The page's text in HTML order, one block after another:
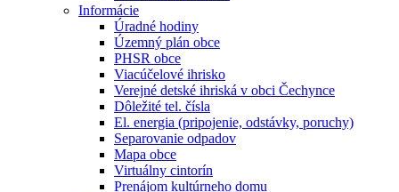
Informácie
Úradné hodiny
Územný plán obce
PHSR obce
Viacúčelové ihrisko
Verejné detské ihriská v obci Čechynce
Dôležité tel. čísla
El. energia (pripojenie, odstávky, poruchy)
Separovanie odpadov
Mapa obce
Virtuálny cintorín
Prenájom kultúrneho domu